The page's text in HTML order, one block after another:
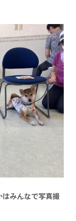
みんなで写真撮